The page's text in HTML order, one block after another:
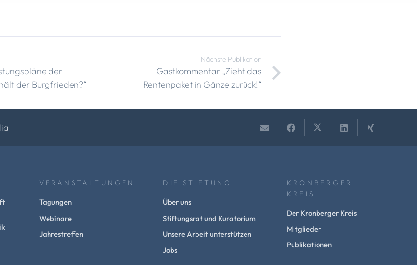
der
der Burgfrieden?“
Nächste Publikation
Gastkommentar „Zieht das
Rentenpaket in Gänze zurück!“
VERANSTALTUNGEN
Tagungen
Webinare
Jahrestreffen
DIE STIFTUNG
Über uns
Stiftungsrat und Kuratorium
Unsere Arbeit unterstützen
Jobs
KRONBERGER
KREIS
Der Kronberger Kreis
Mitglieder
Publikationen